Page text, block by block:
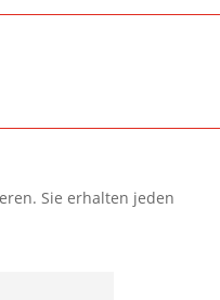
Sie erhalten jeden